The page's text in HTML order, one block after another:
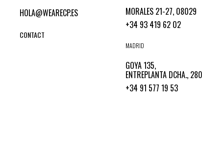
HOLA@WEARECP.ES
CONTACT
MORALES 21-27, 08029
+34 93 419 62 02
MADRID
GOYA 135,
ENTREPLANTA DCHA.,
+34 91 577 19 53